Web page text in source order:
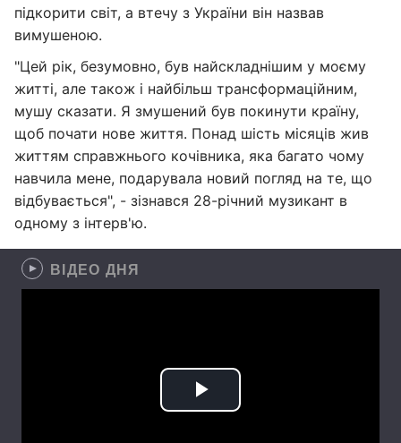
підкорити світ, а втечу з України він назвав
вимушеною.
"Цей рік, безумовно, був найскладнішим у моєму
житті, але також і найбільш трансформаційним,
мушу сказати. Я змушений був покинути країну,
щоб почати нове життя. Понад шість місяців жив
життям справжнього кочівника, яка багато чому
навчила мене, подарувала новий погляд на те, що
відбувається", - зізнався 28-річний музикант в
одному з інтерв'ю.
ВІДЕО ДНЯ